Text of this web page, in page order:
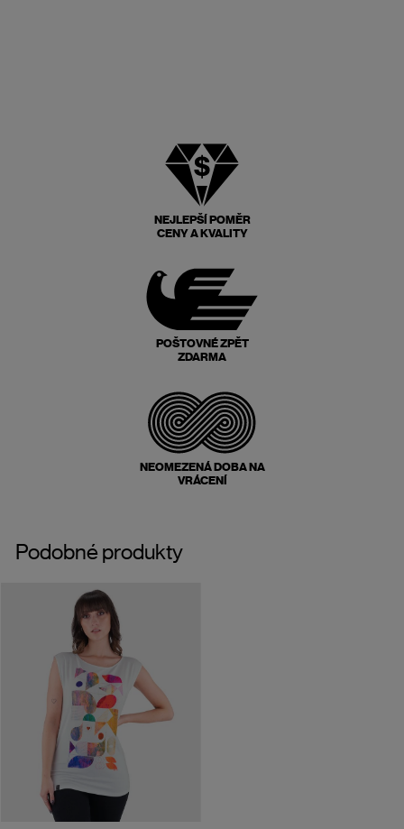
NEJLEPŠÍ POMĚR
CENY A KVALITY
POŠTOVNÉ ZPĚT
ZDARMA
NEOMEZENÁ DOBA NA
VRÁCENÍ
Podobné produkty